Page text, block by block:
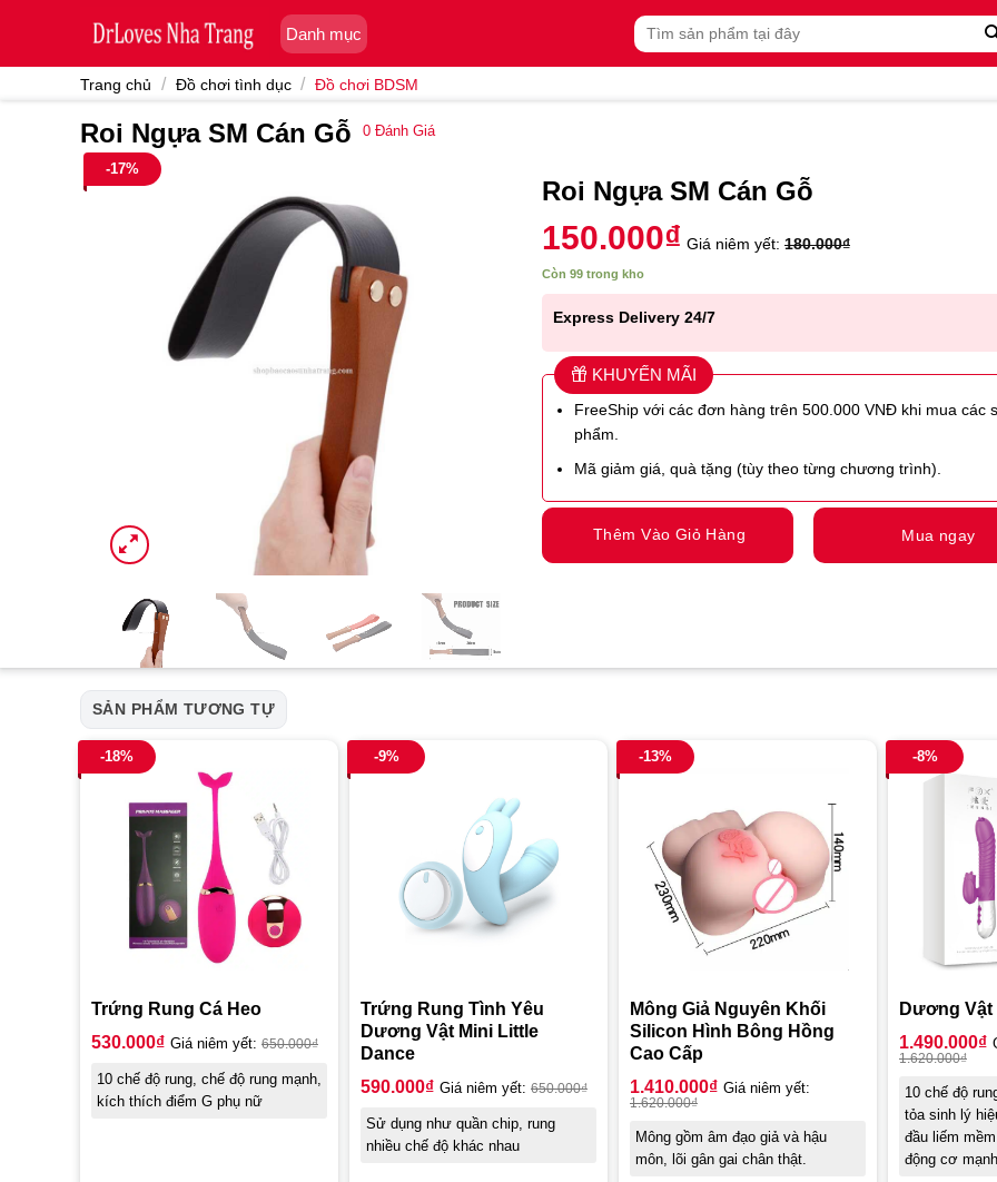
Danh mục
Tìm
kiếm:
Trang chủ / Đồ chơi tình dục / Đồ chơi BDSM
Roi Ngựa SM Cán Gỗ 0 Đánh Giá
-17%
Roi Ngựa SM Cán Gỗ
150.000₫ Giá niêm yết: 180.000₫
Còn 99 trong kho
Express Delivery 24/7
KHUYẾN MÃI
FreeShip với các đơn hàng trên 500.000 VNĐ khi mua các
phẩm.
Mã giảm giá, quà tặng (tùy theo từng chương trình).
Thêm Vào Giỏ Hàng Mua ngay
SẢN PHẨM TƯƠNG TỰ
-18%
Trứng Rung Cá Heo
530.000₫ Giá niêm yết: 650.000₫
10 chế độ rung, chế độ rung mạnh,
kích thích điểm G phụ nữ
-9%
Trứng Rung Tình Yêu
Dương Vật Mini Little
Dance
590.000₫ Giá niêm yết: 650.000₫
Sử dụng như quần chip, rung
nhiều chế độ khác nhau
-13%
Mông Giả Nguyên Khối
Silicon Hình Bông Hồng
Cao Cấp
1.410.000₫ Giá niêm yết:
1.620.000₫
Mông gồm âm đạo giả và hậu
môn, lõi gân gai chân thật.
-8%
Dương Vật
1.490.000₫
1.620.000₫
10 chế độ
tỏa sinh lý
đầu liếm
động cơ